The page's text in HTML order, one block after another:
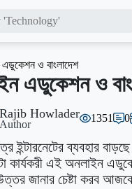
এডুকেশন ও
Rajib Howlader
Author 1351 0
ইন্টারনেটের ব্যবহার
কার্যকরী এই অনলাইন
জানার চেষ্টা করব